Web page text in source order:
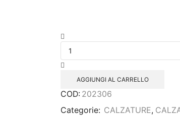
AGGIUNGI AL CARRELLO
COD: 202306
Categorie: CALZATURE,